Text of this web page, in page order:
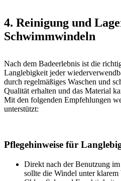
4. Reinigung und
Schwimmwindeln
Nach dem Badeerlebnis ist die
Langlebigkeit jeder
durch regelmäßiges Waschen und
Qualität erhalten und das Material
Mit den folgenden Empfehlungen
unterstützt:
Pflegehinweise für
Direkt nach der Benutzung
sollte die Windel unter klarem